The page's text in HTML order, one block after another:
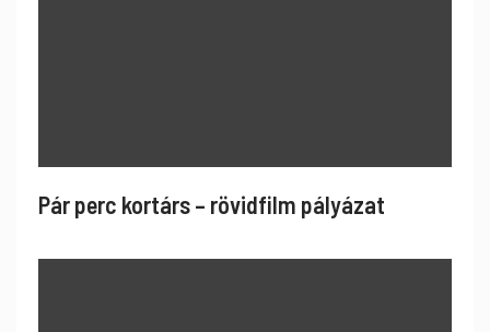
Pár perc kortárs – rövidfilm pályázat